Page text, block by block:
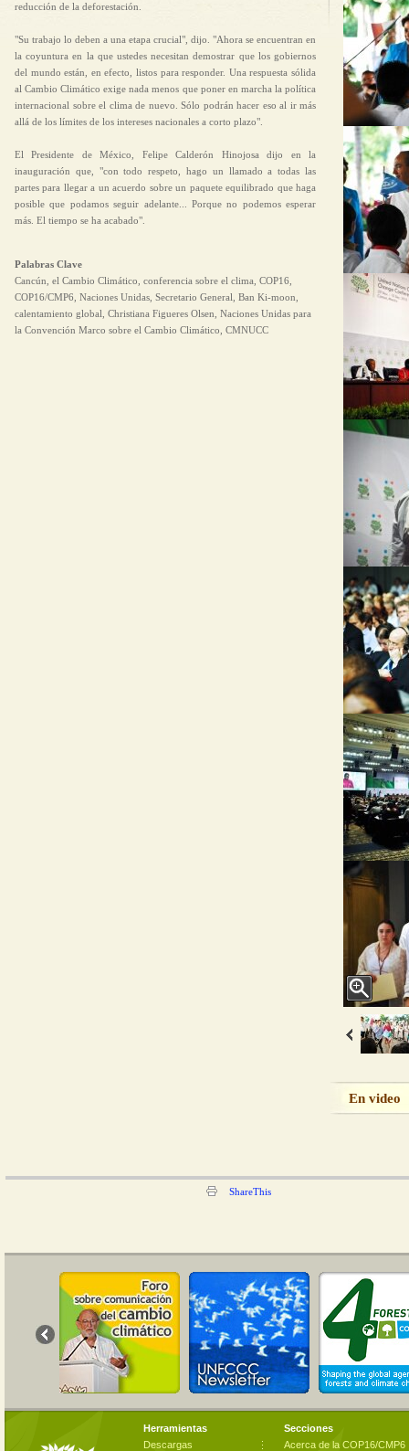
reducción de la deforestación.
"Su trabajo lo deben a una etapa crucial", dijo. "Ahora se encuentran en
la coyuntura en la que ustedes necesitan demostrar que los gobiernos
del mundo están, en efecto, listos para responder. Una respuesta sólida
al Cambio Climático exige nada menos que poner en marcha la política
internacional sobre el clima de nuevo. Sólo podrán hacer eso al ir más
allá de los límites de los intereses nacionales a corto plazo".
El Presidente de México, Felipe Calderón Hinojosa dijo en la
inauguración que, "con todo respeto, hago un llamado a todas las
partes para llegar a un acuerdo sobre un paquete equilibrado que haga
posible que podamos seguir adelante... Porque no podemos esperar
más. El tiempo se ha acabado".
Palabras Clave
Cancún, el Cambio Climático, conferencia sobre el clima, COP16,
COP16/CMP6, Naciones Unidas, Secretario General, Ban Ki-moon,
calentamiento global, Christiana Figueres Olsen, Naciones Unidas para
la Convención Marco sobre el Cambio Climático, CMNUCC
En video
ShareThis
Herramientas
Descargas
Secciones
Acerca de la COP16/CMP6